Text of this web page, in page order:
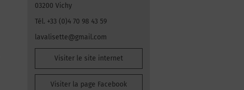
03200 Vichy
Tél. +33 (0)4 70 98 43 59
lavalisette@gmail.com
Visiter le site internet
Visiter la page Facebook